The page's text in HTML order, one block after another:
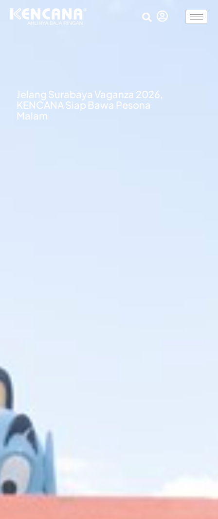
Jelang Surabaya Vaganza 2026,
KENCANA Siap Bawa Pesona
Malam